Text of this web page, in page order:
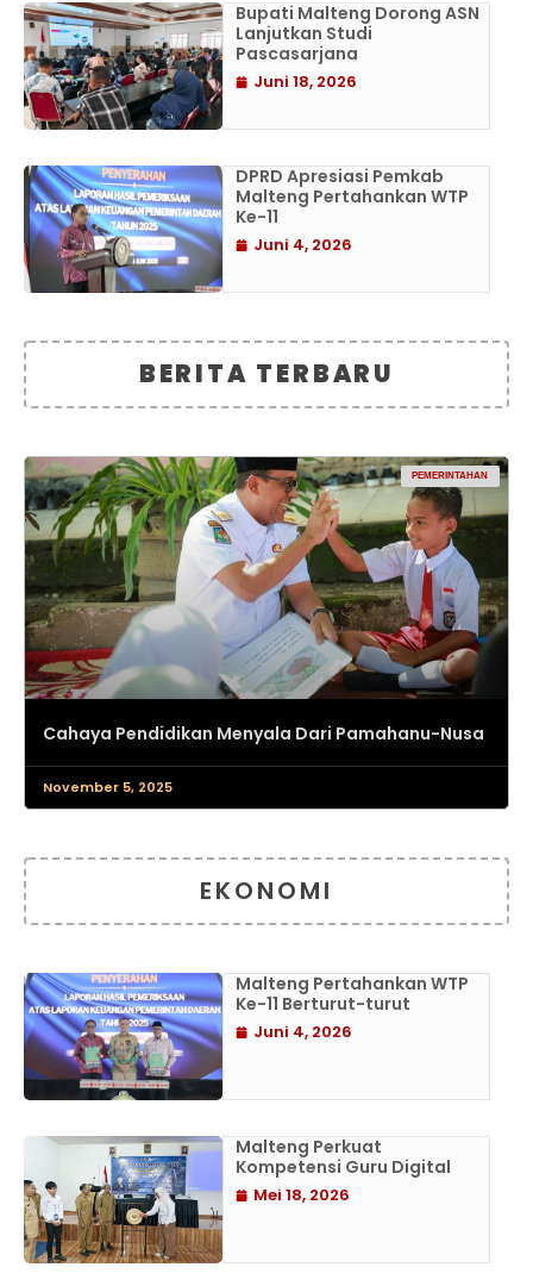
Bupati Malteng Dorong ASN
Lanjutkan Studi
Pascasarjana
Juni 18, 2026
DPRD Apresiasi Pemkab
Malteng Pertahankan WTP
Ke-11
Juni 4, 2026
BERITA TERBARU
PEMERINTAHAN
Cahaya Pendidikan Menyala Dari Pamahanu-Nusa
November 5, 2025
EKONOMI
Malteng Pertahankan WTP
Ke-11 Berturut-turut
Juni 4, 2026
Malteng Perkuat
Kompetensi Guru Digital
Mei 18, 2026